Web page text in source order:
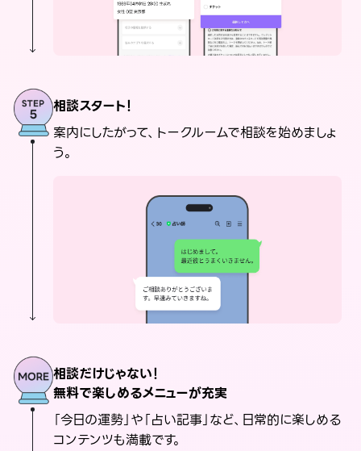
相談スタート！
案内にしたがって、トークルームで相談を始めましょ
う。
相談だけじゃない！
無料で楽しめるメニューが充実
「今日の運勢」や「占い記事」など、日常的に楽しめる
コンテンツも満載です。